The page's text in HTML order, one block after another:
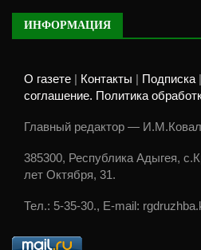
ИНФОРМАЦИЯ
О газете Контакты Подписка
соглашение. Политика
Главный редактор —
385300, Республика Адыгея,
лет Октября, 31.
Тел.: 5-35-30., E-mail: